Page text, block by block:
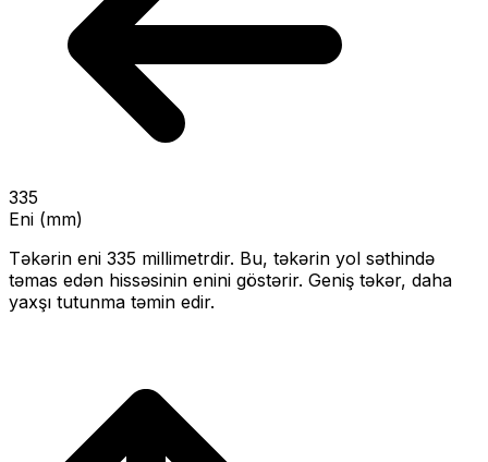
335
Eni (mm)
Təkərin eni 335 millimetrdir. Bu, təkərin yol səthində
təmas edən hissəsinin enini göstərir. Geniş təkər, daha
yaxşı tutunma təmin edir.